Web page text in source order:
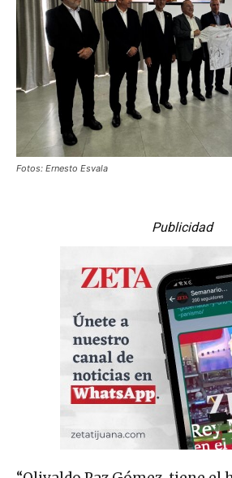
Fotos: Ernesto Esvala
Publicidad